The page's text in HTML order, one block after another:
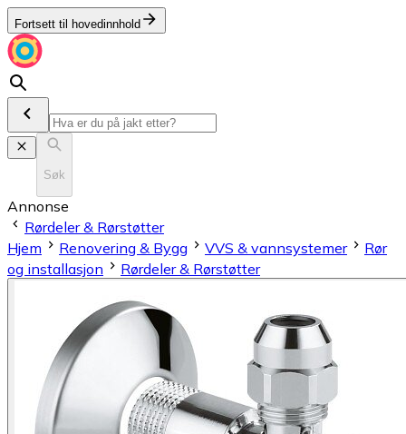
Fortsett til hovedinnhold
Søk
Annonse
Rørdeler & Rørstøtter
Hjem
Renovering & Bygg VVS & vannsystemer
Rør
og installasjon
Rørdeler & Rørstøtter